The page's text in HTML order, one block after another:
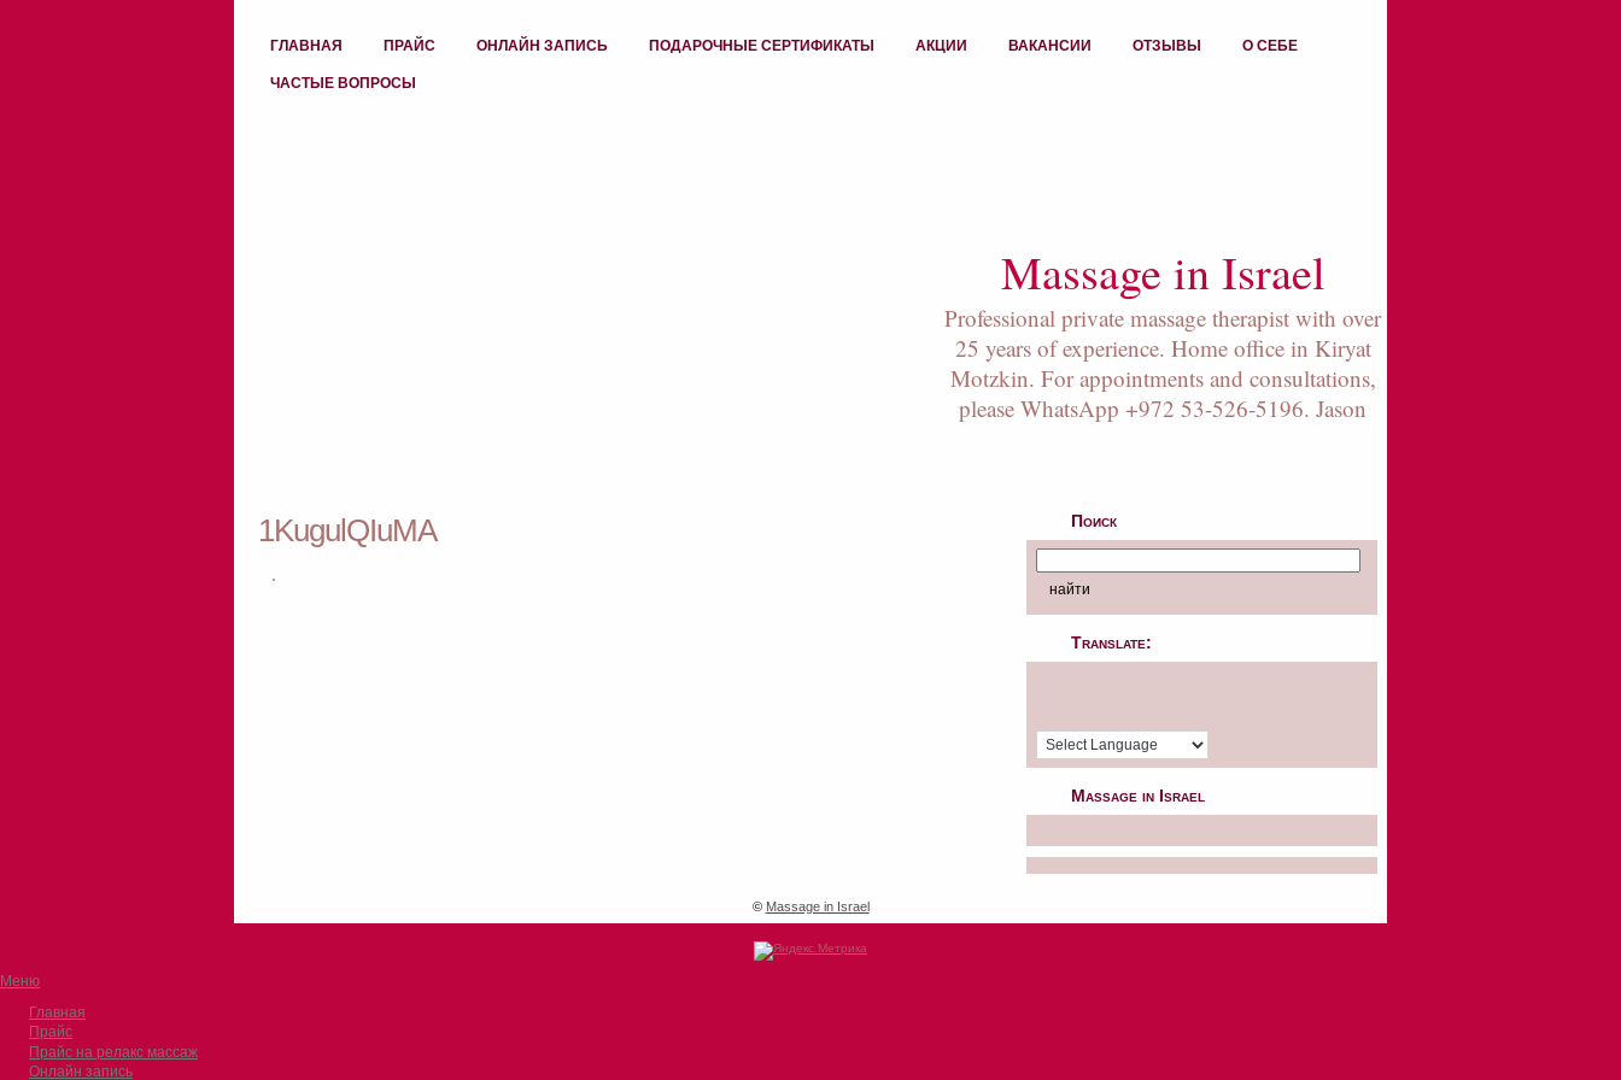
ГЛАВНАЯ ПРАЙС ОНЛАЙН ЗАПИСЬ ПОДАРОЧНЫЕ СЕРТИФИКАТЫ АКЦИИ ВАКАНСИИ ОТЗЫВЫ О СЕБЕ
ЧАСТЫЕ ВОПРОСЫ
Massage in Israel
Professional private massage therapist with over
25 years of experience. Home office in Kiryat
Motzkin. For appointments and consultations,
please WhatsApp +972 53-526-5196. Jason
1KugulQIuMA Поиск
Translate:
Massage in Israel
© Massage in Israel
Меню
Главная
Прайс
Прайс на релакс массаж
Онлайн запись